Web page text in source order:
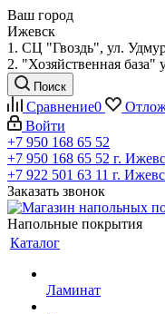
Ваш город
Ижевск
1. СЦ "Гвоздь", ул.
2. "Хозяйственная база"
Поиск
Сравнение0
Войти
+7 950 168 65 52
+7 950 168 65 52 г.
+7 922 501 63 11 г.
Заказать звонок
Напольные покрытия
Каталог
Ламинат